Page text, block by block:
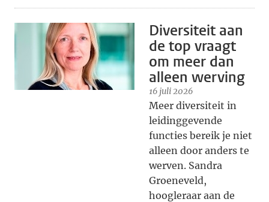
Diversiteit aan
de top vraagt
om meer dan
alleen werving
16 juli 2026
Meer diversiteit in
leidinggevende
functies bereik je niet
alleen door anders te
werven. Sandra
Groeneveld,
hoogleraar aan de